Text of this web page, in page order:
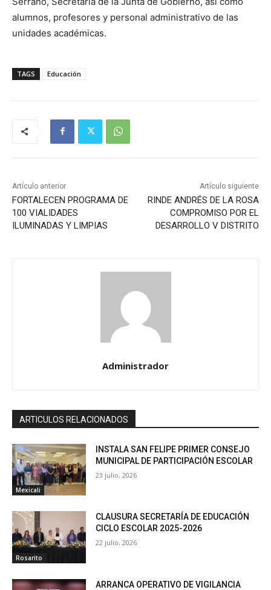
alumnos, profesores y personal administrativo de las
unidades académicas.
TAGS Educación
Artículo anterior
FORTALECEN PROGRAMA DE
100 VIALIDADES
ILUMINADAS Y LIMPIAS
Artículo siguiente
RINDE ANDRÉS DE LA ROSA
COMPROMISO POR EL
DESARROLLO V DISTRITO
Administrador
ARTICULOS RELACIONADOS
Mexicali
INSTALA SAN FELIPE PRIMER CONSEJO
MUNICIPAL DE PARTICIPACIÓN ESCOLAR
23 julio, 2026
Rosarito
CLAUSURA SECRETARÍA DE EDUCACIÓN
CICLO ESCOLAR 2025-2026
22 julio, 2026
ARRANCA OPERATIVO DE VIGILANCIA